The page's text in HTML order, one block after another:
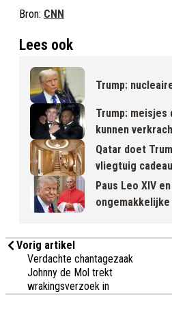
Bron: CNN
Lees ook
Trump:
Trump:
kunnen
Qatar doet
vliegtuig
Paus Leo XIV
Vorig artikel
Verdachte chantagezaak
Johnny de Mol trekt
wrakingsverzoek in